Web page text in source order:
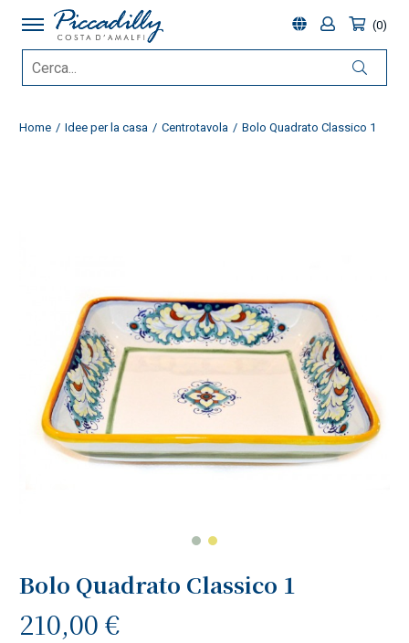
0
Home Idee per la casa Centrotavola Bolo Quadrato Classico 1
Bolo Quadrato Classico 1
210,00 €